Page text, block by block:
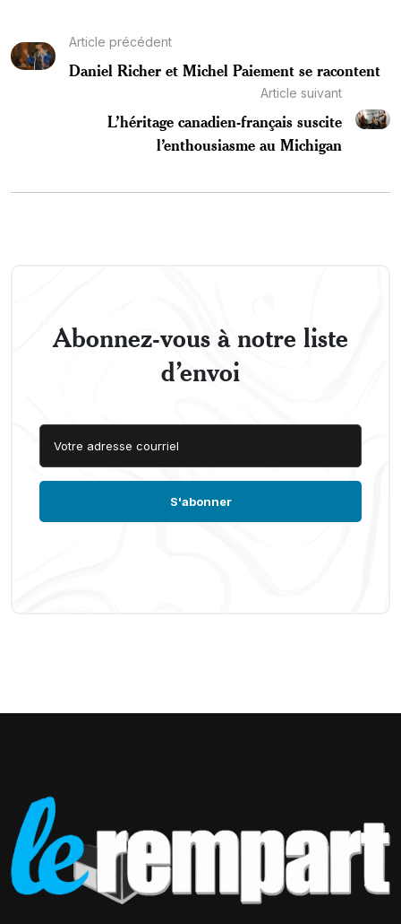
Article précédent
Daniel Richer et Michel Paiement se racontent
Article suivant
L’héritage canadien-français suscite
l’enthousiasme au Michigan
Abonnez-vous à notre liste
d’envoi